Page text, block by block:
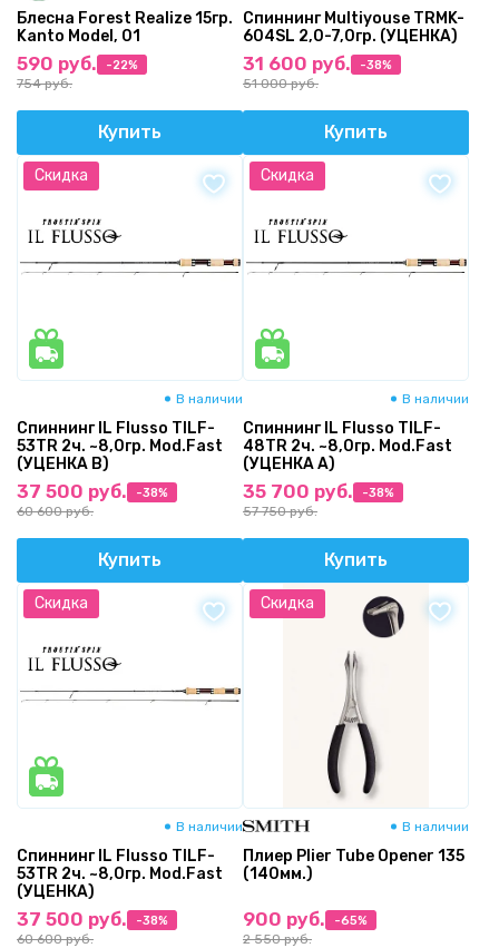
Блесна Forest Realize 15гр.
Kanto Model, 01
590 руб.
754 руб.
-22%
Купить
Спиннинг Multiyouse TRMK-
604SL 2,0-7,0гр. (УЦЕНКА)
31 600 руб.
51 000 руб.
-38%
Купить
Скидка
В наличии
Спиннинг IL Flusso TILF-
53TR 2ч. ~8,0гр. Mod.Fast
(УЦЕНКА B)
37 500 руб.
60 600 руб.
-38%
Купить
Скидка
В наличии
Спиннинг IL Flusso TILF-
48TR 2ч. ~8,0гр. Mod.Fast
(УЦЕНКА A)
35 700 руб.
57 750 руб.
-38%
Купить
Скидка
В наличии
Спиннинг IL Flusso TILF-
53TR 2ч. ~8,0гр. Mod.Fast
(УЦЕНКА)
37 500 руб.
60 600 руб.
-38%
Скидка
В наличии
Плиер Plier Tube Opener 135
(140мм.)
900 руб.
2 550 руб.
-65%